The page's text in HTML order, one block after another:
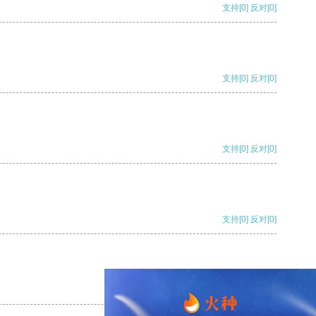
支持[0] 反对[0]
支持[0] 反对[0]
支持[0] 反对[0]
支持[0] 反对[0]